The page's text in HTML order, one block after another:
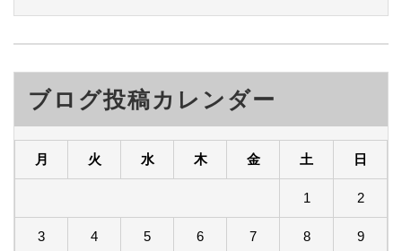
ブログ投稿カレンダー
月 火 水 木 金 土 日
1 2
3 4 5 6 7 8 9